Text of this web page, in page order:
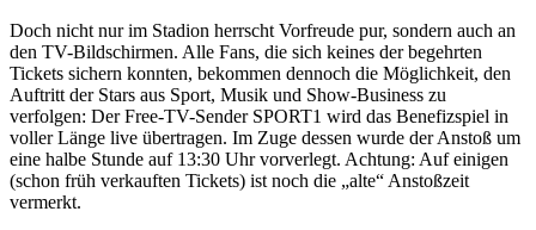
Doch nicht nur im Stadion herrscht Vorfreude pur, sondern auch an
den TV-Bildschirmen. Alle Fans, die sich keines der begehrten
Tickets sichern konnten, bekommen dennoch die Möglichkeit, den
Auftritt der Stars aus Sport, Musik und Show-Business zu
verfolgen: Der Free-TV-Sender SPORT1 wird das Benefizspiel in
voller Länge live übertragen. Im Zuge dessen wurde der Anstoß um
eine halbe Stunde auf 13:30 Uhr vorverlegt. Achtung: Auf einigen
(schon früh verkauften Tickets) ist noch die „alte“ Anstoßzeit
vermerkt.